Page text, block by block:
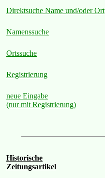
Direktsuche Name und/oder Ort
Namenssuche
Ortssuche
Registrierung
neue Eingabe
(nur mit Registrierung)
Historische
Zeitungsartikel